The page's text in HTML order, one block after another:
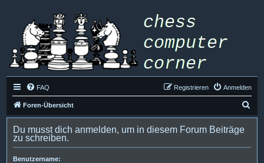
FAQ Anmelden
Registrieren
Foren-Übersicht
u
Du musst dich anmelden, um in diesem Forum Beiträge
zu schreiben.
Benutzername: